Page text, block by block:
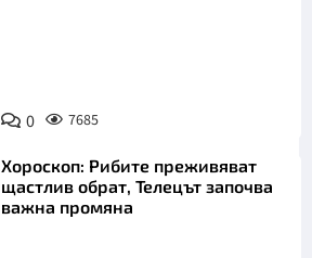
0 7685
Хороскоп: Рибите преживяват
щастлив обрат, Телецът започва
важна промяна